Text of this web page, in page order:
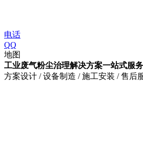
电话
QQ
地图
工业废气粉尘治理解决方案一站式服
方案设计 / 设备制造 / 施工安装 / 售后